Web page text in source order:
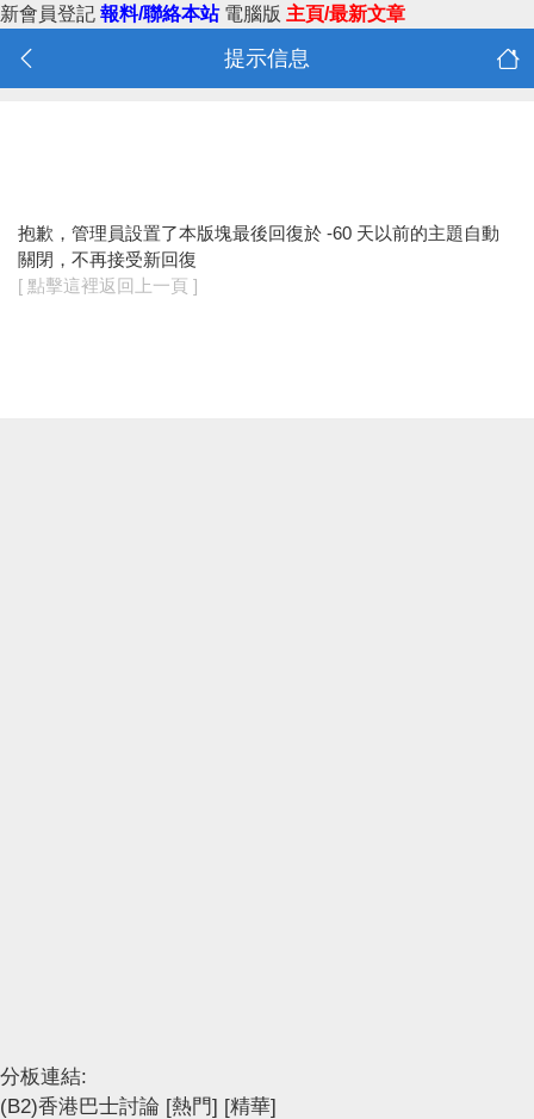
新會員登記 報料/聯絡本站 電腦版 主頁/最新文章
提示信息
抱歉，管理員設置了本版塊最後回復於 -60 天以前的主題自動
關閉，不再接受新回復
[ 點擊這裡返回上一頁 ]
分板連結:
(B2)香港巴士討論 [熱門] [精華]